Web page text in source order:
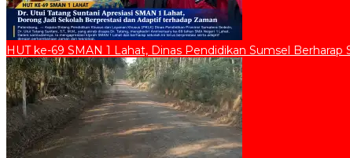
HUT ke-69 SMAN 1 Lahat, Dinas Pendidikan Sumsel